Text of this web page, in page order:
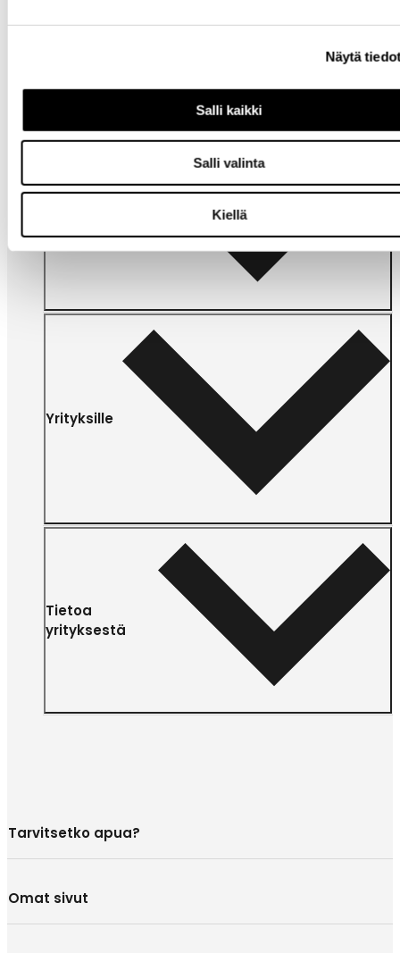
Näytä
Salli kaikki
Salli valinta
Kiellä
Omat
Yrityksille
Tietoa
yrityksestä
Tarvitsetko apua?
Omat sivut